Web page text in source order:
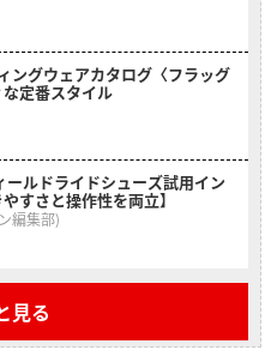
ングウェアカタログ〈フラッグ
定番スタイル
ールドライドシューズ試用イン
すさと操作性を両立】
編集部)
見る